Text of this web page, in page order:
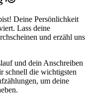
Deine Persönlichkeit
Lass deine
und erzähl uns
und dein Anschreiben
schnell die wichtigsten
um deine